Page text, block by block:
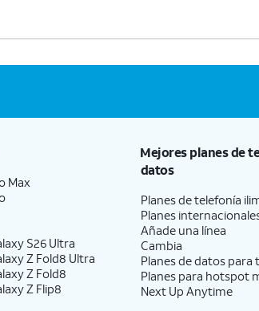
Max
S26 Ultra
Z Fold8 Ultra
Z Fold8
Z Flip8
Mejores planes de
datos
Planes de telefonía
Planes
Añade una línea
Cambia
Planes de datos para
Planes para hotspot
Next Up Anytime